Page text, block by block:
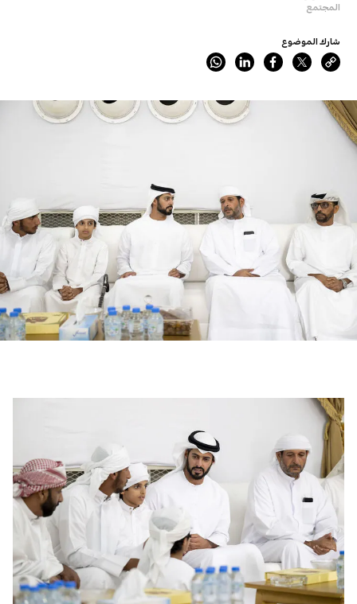
المجتمع
شارك الموضوع